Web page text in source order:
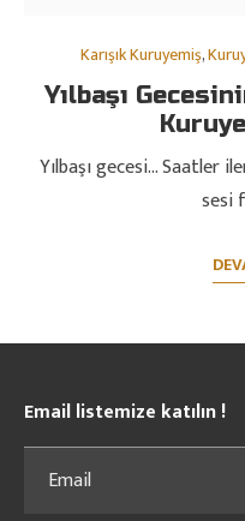
Karışık Kuruyemiş,
Yılbaşı
Yılbaşı gecesi… Saatler
sesi
Email listemize katılın !